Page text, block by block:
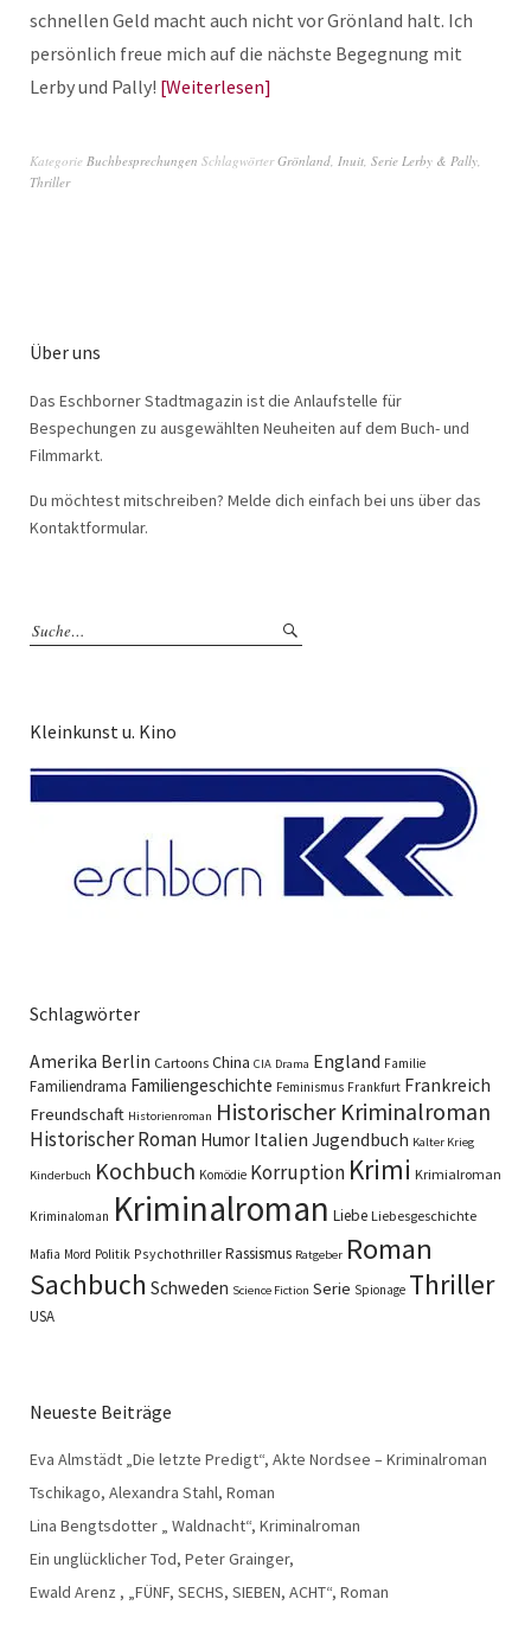
schnellen Geld macht auch nicht vor Grönland halt. Ich
persönlich freue mich auf die nächste Begegnung mit
Lerby und Pally! Weiterlesen
Kategorie Buchbesprechungen SchlagwörterGrönland, Inuit, Serie Lerby & Pally,
Thriller
Über uns
Das Eschborner Stadtmagazin ist die Anlaufstelle für
Bespechungen zu ausgewählten Neuheiten auf dem Buch- und
Filmmarkt.
Du möchtest mitschreiben? Melde dich einfach bei uns über das
Kontaktformular.
Kleinkunst u. Kino
Schlagwörter
Amerika Berlin Cartoons China CIA Drama England Familie
Familiendrama Familiengeschichte Feminismus Frankfurt Frankreich
Freundschaft Historienroman Historischer Kriminalroman
Historischer Roman Humor Italien Jugendbuch Kalter Krieg
Kinderbuch Kochbuch Komödie Korruption Krimi Krimialroman
Kriminaloman Kriminalroman Liebe Liebesgeschichte
Mafia Mord Politik Psychothriller Rassismus Ratgeber Roman
Sachbuch Schweden Science Fiction Serie Spionage Thriller
USA
Neueste Beiträge
Eva Almstädt „Die letzte Predigt“, Akte Nordsee – Kriminalroman
Tschikago, Alexandra Stahl, Roman
Lina Bengtsdotter „ Waldnacht“, Kriminalroman
Ein unglücklicher Tod, Peter Grainger,
Ewald Arenz , „FÜNF, SECHS, SIEBEN, ACHT“, Roman